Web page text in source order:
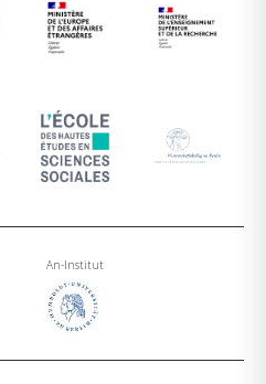
An-Institut